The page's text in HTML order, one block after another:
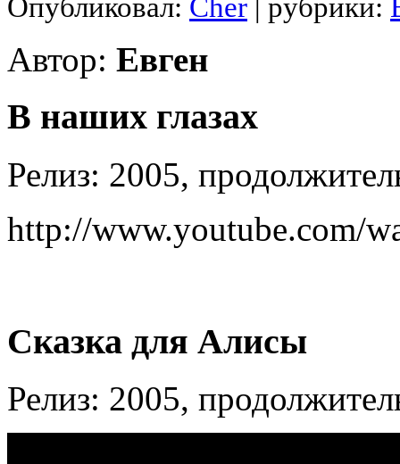
Опубликовал: Cher | рубрики:
Автор: Евген
В наших глазах
Релиз: 2005,
http://www.youtube.com/
Сказка для Алисы
Релиз: 2005,